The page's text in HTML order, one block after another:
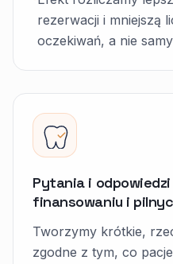
rezerwacji i mniejszą
oczekiwań, a nie
Pytania i
finansowaniu i
Tworzymy krótkie,
zgodne z tym, co